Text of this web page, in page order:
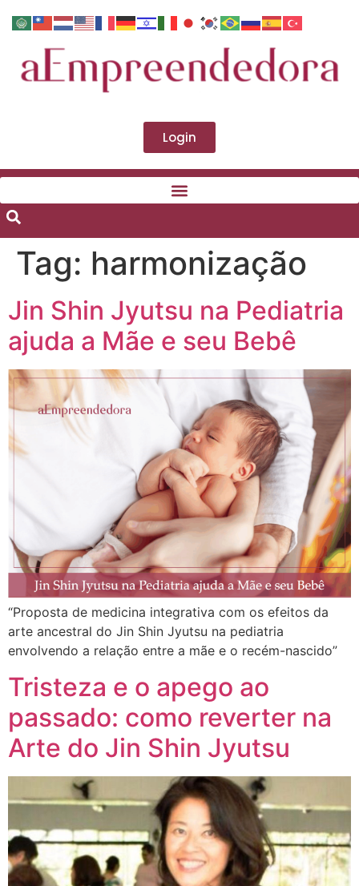
Login
Tag: harmonização
Jin Shin Jyutsu na Pediatria
ajuda a Mãe e seu Bebê
“Proposta de medicina integrativa com os efeitos da
arte ancestral do Jin Shin Jyutsu na pediatria
envolvendo a relação entre a mãe e o recém-nascido”
Tristeza e o apego ao
passado: como reverter na
Arte do Jin Shin Jyutsu